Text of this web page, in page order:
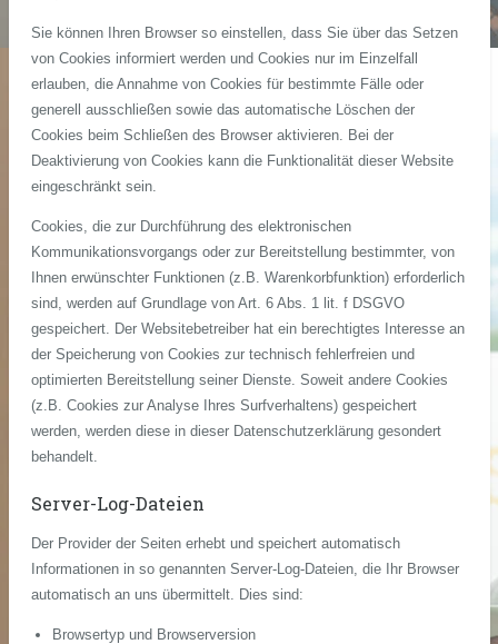
Sie können Ihren Browser so einstellen, dass Sie über das Setzen
von Cookies informiert werden und Cookies nur im Einzelfall
erlauben, die Annahme von Cookies für bestimmte Fälle oder
generell ausschließen sowie das automatische Löschen der
Cookies beim Schließen des Browser aktivieren. Bei der
Deaktivierung von Cookies kann die Funktionalität dieser Website
eingeschränkt sein.
Cookies, die zur Durchführung des elektronischen
Kommunikationsvorgangs oder zur Bereitstellung bestimmter, von
Ihnen erwünschter Funktionen (z.B. Warenkorbfunktion) erforderlich
sind, werden auf Grundlage von Art. 6 Abs. 1 lit. f DSGVO
gespeichert. Der Websitebetreiber hat ein berechtigtes Interesse an
der Speicherung von Cookies zur technisch fehlerfreien und
optimierten Bereitstellung seiner Dienste. Soweit andere Cookies
(z.B. Cookies zur Analyse Ihres Surfverhaltens) gespeichert
werden, werden diese in dieser Datenschutzerklärung gesondert
behandelt.
Server-Log-Dateien
Der Provider der Seiten erhebt und speichert automatisch
Informationen in so genannten Server-Log-Dateien, die Ihr Browser
automatisch an uns übermittelt. Dies sind:
Browsertyp und Browserversion